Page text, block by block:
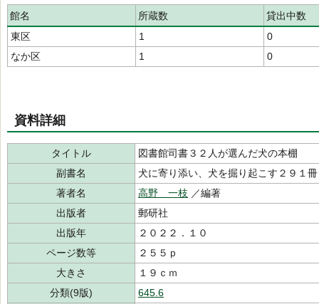
館名 所蔵数
貸出中数
東区
1
0
なか区
1 0
資料詳細
タイトル
図書館司書３２人が選んだ犬の本棚
副書名
犬に寄り添い、犬を掘り起こす２９１冊
著者名
高野 一枝 ／編著
出版者
郵研社
出版年
２０２２．１０
ページ数等
２５５ｐ
大きさ
１９ｃｍ
分類(9版)
645.6